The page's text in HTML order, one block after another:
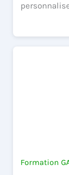
Formation